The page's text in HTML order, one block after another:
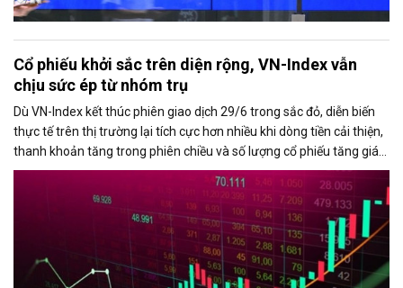
Cổ phiếu khởi sắc trên diện rộng, VN-Index vẫn
chịu sức ép từ nhóm trụ
Dù VN-Index kết thúc phiên giao dịch 29/6 trong sắc đỏ, diễn biến
thực tế trên thị trường lại tích cực hơn nhiều khi dòng tiền cải thiện,
thanh khoản tăng trong phiên chiều và số lượng cổ phiếu tăng giá
chiếm ưu thế. Áp lực giảm điểm của chỉ số chủ yếu đến từ nhóm cổ
phiếu vốn hóa lớn, đặc biệt là VIC và VHM.